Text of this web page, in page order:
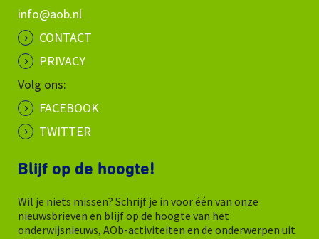
info@aob.nl
CONTACT
PRIVACY
Volg ons:
FACEBOOK
TWITTER
Blijf op de hoogte!
Wil je niets missen? Schrijf je in voor één van onze
nieuwsbrieven en blijf op de hoogte van het
onderwijsnieuws, AOb-activiteiten en de onderwerpen uit